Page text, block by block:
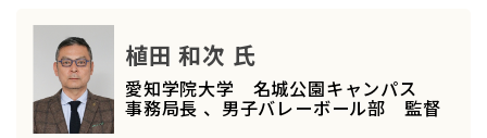
植田 和次 氏
愛知学院大学 名城公園キャンパス
事務局長 、男子バレーボール部 監督